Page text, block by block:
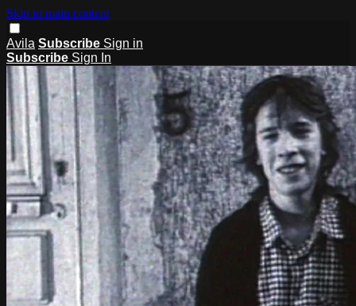
Skip to main content
Avila Subscribe Sign in
Subscribe Sign In